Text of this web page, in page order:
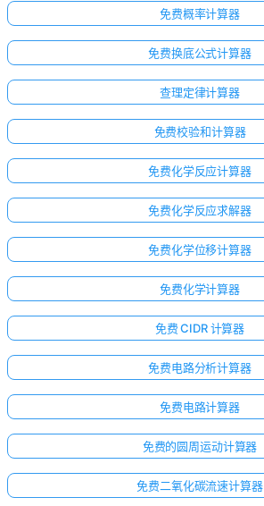
免费概率计算器
免费换底公式计算器
查理定律计算器
免费校验和计算器
免费化学反应计算器
免费化学反应求解器
免费化学位移计算器
免费化学计算器
免费 CIDR 计算器
免费电路分析计算器
免费电路计算器
免费的圆周运动计算器
免费二氧化碳流速计算器